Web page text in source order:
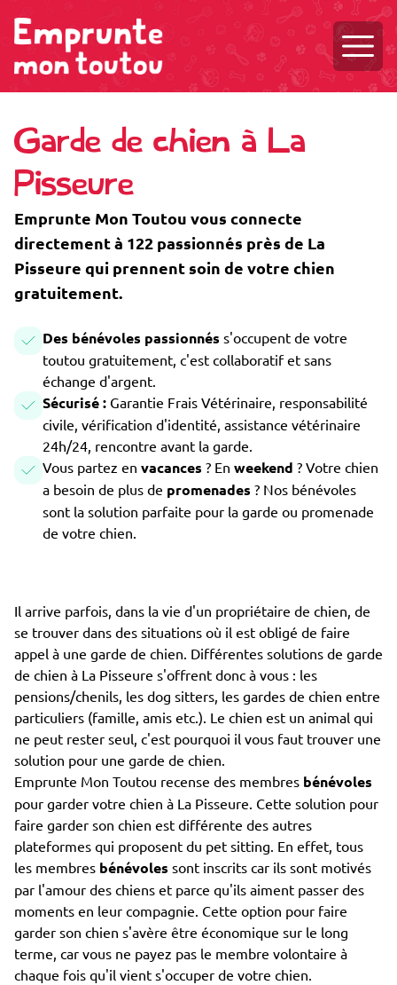
Garde de chien à La
Pisseure
Emprunte Mon Toutou vous connecte
directement à 122 passionnés près de La
Pisseure qui prennent soin de votre chien
gratuitement.
Des bénévoles passionnés s'occupent de votre
toutou gratuitement, c'est collaboratif et sans
échange d'argent.
Sécurisé : Garantie Frais Vétérinaire, responsabilité
civile, vérification d'identité, assistance vétérinaire
24h/24, rencontre avant la garde.
Vous partez en vacances ? En weekend ? Votre chien
a besoin de plus de promenades ? Nos bénévoles
sont la solution parfaite pour la garde ou promenade
de votre chien.
Il arrive parfois, dans la vie d'un propriétaire de chien, de
se trouver dans des situations où il est obligé de faire
appel à une garde de chien. Différentes solutions de garde
de chien à La Pisseure s'offrent donc à vous : les
pensions/chenils, les dog sitters, les gardes de chien entre
particuliers (famille, amis etc.). Le chien est un animal qui
ne peut rester seul, c'est pourquoi il vous faut trouver une
solution pour une garde de chien.
Emprunte Mon Toutou recense des membres bénévoles
pour garder votre chien à La Pisseure. Cette solution pour
faire garder son chien est différente des autres
plateformes qui proposent du pet sitting. En effet, tous
les membres bénévoles sont inscrits car ils sont motivés
par l'amour des chiens et parce qu'ils aiment passer des
moments en leur compagnie. Cette option pour faire
garder son chien s'avère être économique sur le long
terme, car vous ne payez pas le membre volontaire à
chaque fois qu'il vient s'occuper de votre chien.